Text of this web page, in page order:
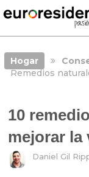
Hogar
Remedios
10
mejorar la
Daniel Gil